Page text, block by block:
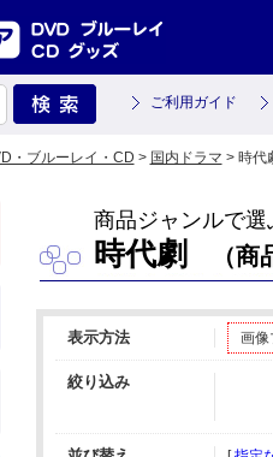
ご利用ガイド
・ブルーレイ・CD > 国内ドラマ > 時代
商品ジャンルで選
時代劇 （商
表示方法 画像
絞り込み